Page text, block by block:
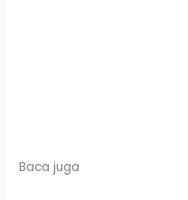
Baca juga